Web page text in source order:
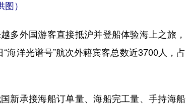
）
外国游客直接抵沪并登船体验海上之旅，
海洋光谱号”航次外籍宾客总数近3700人，占
承接海船订单量、海船完工量、手持海船